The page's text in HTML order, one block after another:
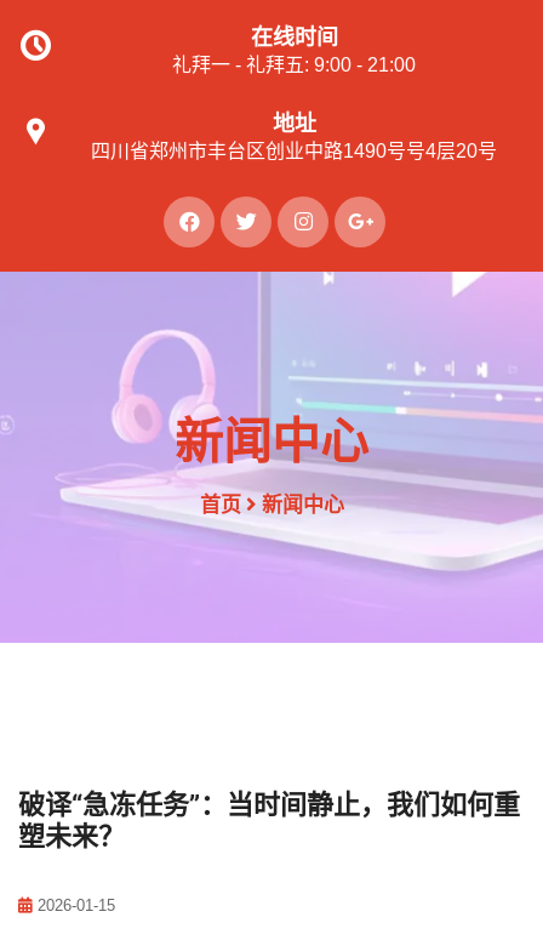
在线时间
礼拜一 - 礼拜五: 9:00 - 21:00
地址
四川省郑州市丰台区创业中路1490号号4层20号
新闻中心
首页 新闻中心
破译“急冻任务”：当时间静止，我们如何重
塑未来？
2026-01-15